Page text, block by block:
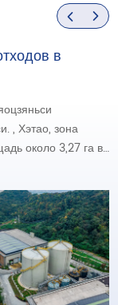
в
, Хэтао, зона
около 3,27 га в